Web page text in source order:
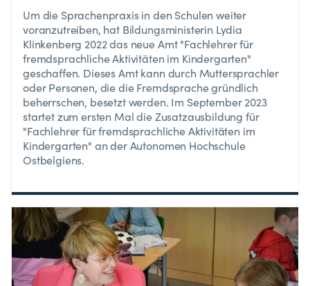
Um die Sprachenpraxis in den Schulen weiter
voranzutreiben, hat Bildungsministerin Lydia
Klinkenberg 2022 das neue Amt "Fachlehrer für
fremdsprachliche Aktivitäten im Kindergarten"
geschaffen. Dieses Amt kann durch Muttersprachler
oder Personen, die die Fremdsprache gründlich
beherrschen, besetzt werden. Im September 2023
startet zum ersten Mal die Zusatzausbildung für
"Fachlehrer für fremdsprachliche Aktivitäten im
Kindergarten" an der Autonomen Hochschule
Ostbelgiens.